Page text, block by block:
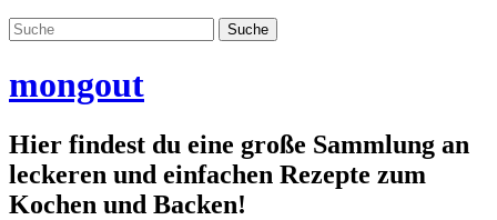
mongout
Hier findest du eine große Sammlung an
leckeren und einfachen Rezepte zum
Kochen und Backen!